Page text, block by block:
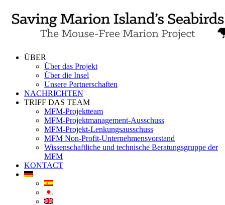
content
ÜBER
Über das Projekt
Über die Insel
Unsere Partnerschaften
NACHRICHTEN
TRIFF DAS TEAM
MFM-Projektteam
MFM-Projektmanagement-Ausschuss
MFM-Projekt-Lenkungsausschuss
MFM Non-Profit-Unternehmensvorstand
Wissenschaftliche und technische Beratungsgruppe der
MFM
KONTACT